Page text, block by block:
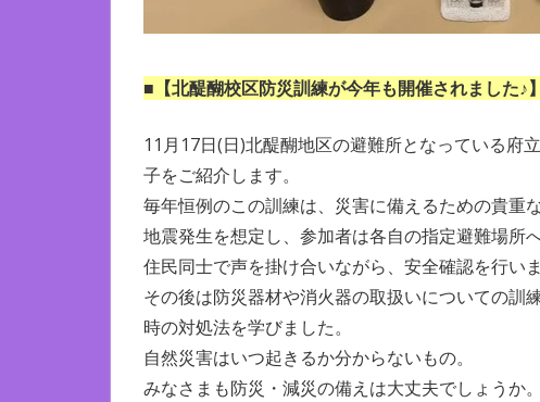
■ 【北醍醐校区防災訓練が今年も開催されました♪】
11月17日(日)北醍醐地区の避難所となっている府
子をご紹介します。
毎年恒例のこの訓練は、災害に備えるための貴重
地震発生を想定し、参加者は各自の指定避難場所へ
住民同士で声を掛け合いながら、安全確認を行いま
その後は防災器材や消火器の取扱いについての訓
時の対処法を学びました。
自然災害はいつ起きるか分からないもの。
みなさまも防災・減災の備えは大丈夫でしょうか。